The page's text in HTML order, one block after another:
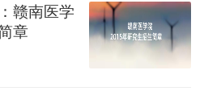
赣南医学
章